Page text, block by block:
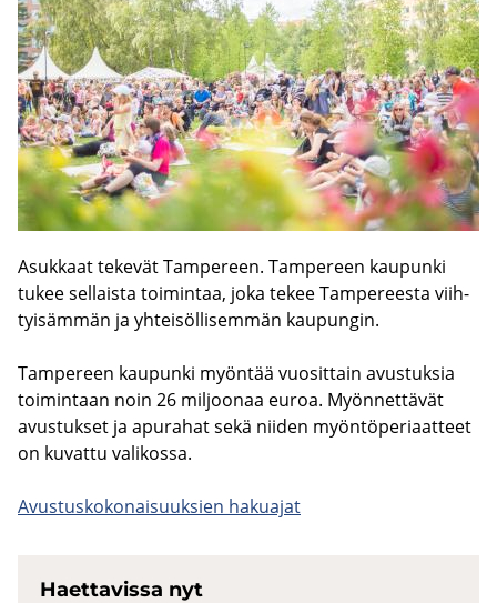
Asuk­kaat te­ke­vät Tam­pe­reen. Tam­pe­reen kau­pun­ki
tukee sel­lais­ta toi­min­taa, joka tekee Tam­pe­rees­ta viih­
tyi­säm­män ja yh­tei­söl­li­sem­män kau­pun­gin.
Tam­pe­reen kau­pun­ki myön­tää vuo­sit­tain avus­tuk­sia
toi­min­taan noin 26 mil­joo­naa euroa. Myön­net­tä­vät
avus­tuk­set ja apu­ra­hat sekä nii­den myön­tö­pe­ri­aat­teet
on ku­vat­tu va­li­kos­sa.
Avus­tus­ko­ko­nai­suuk­sien ha­kua­jat
Haet­ta­vis­sa nyt